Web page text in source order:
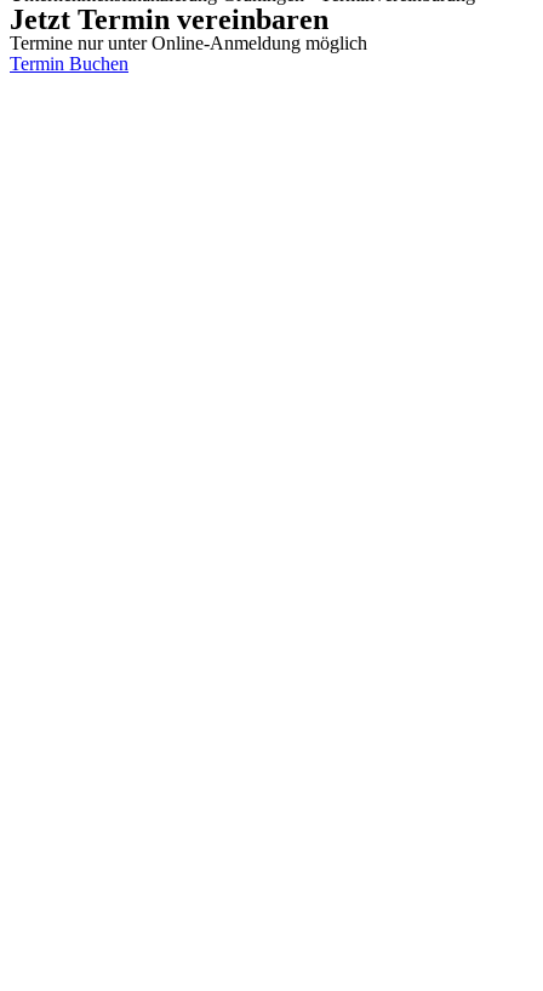
Jetzt Termin vereinbaren
Termine nur unter Online-Anmeldung möglich
Termin Buchen